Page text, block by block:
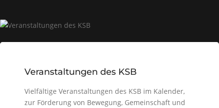
Veranstaltungen des KSB
Vielfältige Veranstaltungen des KSB im Kalender,
zur Förderung von Bewegung, Gemeinschaft und